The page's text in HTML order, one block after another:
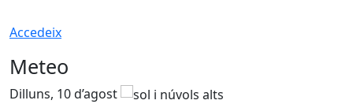
Accedeix
Meteo
Dilluns, 10 d’agost